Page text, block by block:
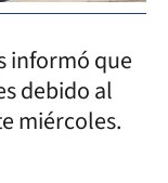
informó que
debido al
miércoles.